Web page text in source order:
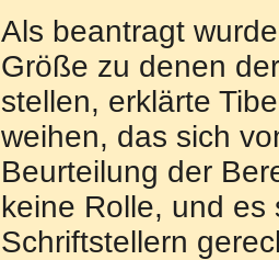
Als beantragt
Größe zu denen
stellen, erklärte
weihen, das sich
Beurteilung der
keine Rolle, und
Schriftstellern